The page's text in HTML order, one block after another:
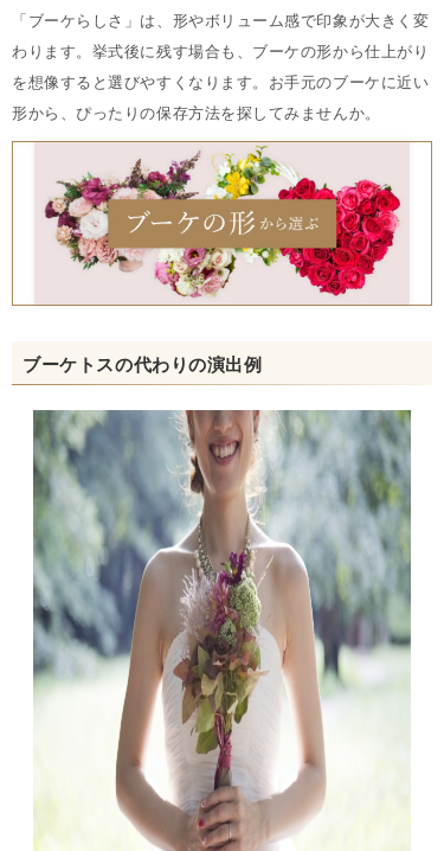
「ブーケらしさ」は、形やボリューム感で印象が大きく変
わります。挙式後に残す場合も、ブーケの形から仕上がり
を想像すると選びやすくなります。お手元のブーケに近い
形から、ぴったりの保存方法を探してみませんか。
ブーケトスの代わりの演出例